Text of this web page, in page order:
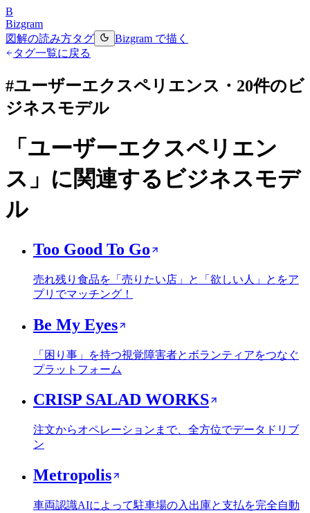
B
Bizgram
図解の読み方タグ
Bizgram で描く
タグ一覧に戻る
#ユーザーエクスペリエンス ・ 20件のビ
ジネスモデル
「 ユーザーエクスペリエン
ス 」に関連するビジネスモデ
ル
Too Good To Go
売れ残り食品を「売りたい店」と「欲しい人」とをア
プリでマッチング！
Be My Eyes
「困り事」を持つ視覚障害者とボランティアをつなぐ
プラットフォーム
CRISP SALAD WORKS
注文からオペレーションまで、全方位でデータドリブ
ン
Metropolis
車両認識AIによって駐車場の入出庫と支払を完全自動